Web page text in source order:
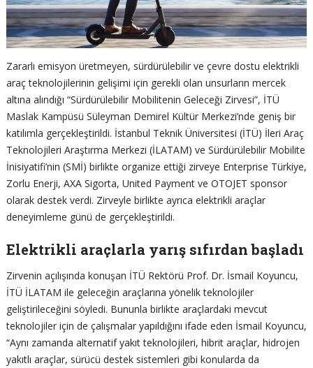
Zararlı emisyon üretmeyen, sürdürülebilir ve çevre dostu elektrikli
araç teknolojilerinin gelişimi için gerekli olan unsurların mercek
altına alındığı “Sürdürülebilir Mobilitenin Geleceği Zirvesi”, İTÜ
Maslak Kampüsü Süleyman Demirel Kültür Merkezi’nde geniş bir
katılımla gerçekleştirildi. İstanbul Teknik Üniversitesi (İTÜ) İleri Araç
Teknolojileri Araştırma Merkezi (İLATAM) ve Sürdürülebilir Mobilite
İnisiyatifi’nin (SMİ) birlikte organize ettiği zirveye Enterprise Türkiye,
Zorlu Enerji, AXA Sigorta, United Payment ve OTOJET sponsor
olarak destek verdi. Zirveyle birlikte ayrıca elektrikli araçlar
deneyimleme günü de gerçekleştirildi.
Elektrikli araçlarla yarış sıfırdan başladı
Zirvenin açılışında konuşan İTÜ Rektörü Prof. Dr. İsmail Koyuncu,
İTÜ İLATAM ile geleceğin araçlarına yönelik teknolojiler
geliştirileceğini söyledi. Bununla birlikte araçlardaki mevcut
teknolojiler için de çalışmalar yapıldığını ifade eden İsmail Koyuncu,
“Aynı zamanda alternatif yakıt teknolojileri, hibrit araçlar, hidrojen
yakıtlı araçlar, sürücü destek sistemleri gibi konularda da